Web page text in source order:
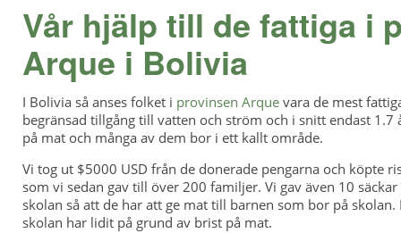
Vår hjälp till de fattiga i
Arque i Bolivia
I Bolivia så anses folket i provinsen Arquevara de mest
begränsad tillgång till vatten och ström och i snitt endast 1.7
på mat och många av dem bor i ett kallt område.
Vi tog ut $5000 USD från de donerade pengarna och köpte
som vi sedan gav till över 200 familjer. Vi gav även 10
skolan så att de har att ge mat till barnen som bor på
skolan har lidit på grund av brist på mat.